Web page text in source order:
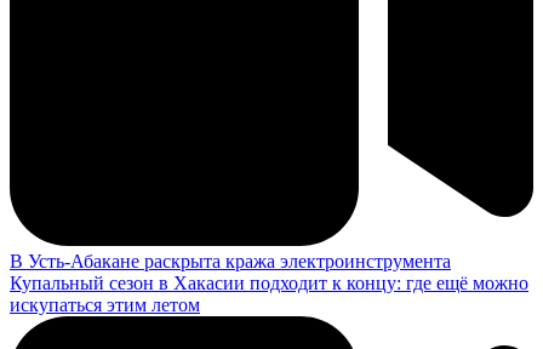
В Усть-Абакане раскрыта кража электроинструмента
Купальный сезон в Хакасии подходит к концу: где ещё можно
искупаться этим летом